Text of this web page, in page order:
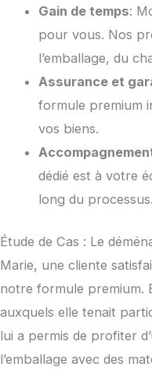
Gain de temps:
pour vous. Nos
l’emballage, du
Assurance et
formule premium
vos biens.
dédié est à votre
long du processus.
Étude de Cas : Le
Marie, une cliente
notre formule premium.
auxquels elle tenait
lui a permis de profiter
l’emballage avec des